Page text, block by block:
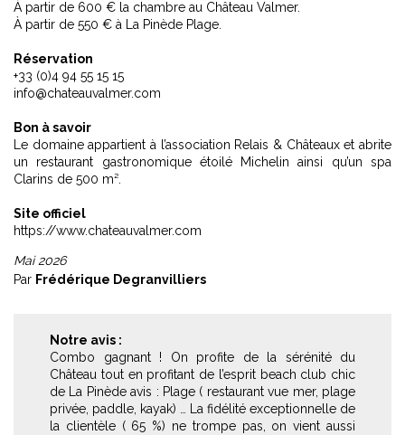
À partir de 600 € la chambre au Château Valmer.
À partir de 550 € à La Pinède Plage.
Réservation
+33 (0)4 94 55 15 15
info@chateauvalmer.com
Bon à savoir
Le domaine appartient à l’association Relais & Châteaux et abrite
un restaurant gastronomique étoilé Michelin ainsi qu’un spa
Clarins de 500 m².
Site officiel
https://www.chateauvalmer.com
Mai 2026
Par Frédérique Degranvilliers
Notre avis :
Combo gagnant ! On profite de la sérénité du
Château tout en profitant de l’esprit beach club chic
de La Pinède avis : Plage ( restaurant vue mer, plage
privée, paddle, kayak) … La fidélité exceptionnelle de
la clientèle ( 65 %) ne trompe pas, on vient aussi